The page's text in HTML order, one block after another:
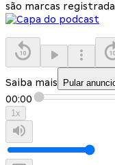
são marcas
Saiba mais Pular
00:00
1x